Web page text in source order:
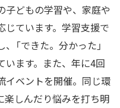
子どもの学習や、家庭や
じています。学習支援で
「できた。分かった」
います。また、年に4回
イベントを開催。同じ環
楽しんだり悩みを打ち明